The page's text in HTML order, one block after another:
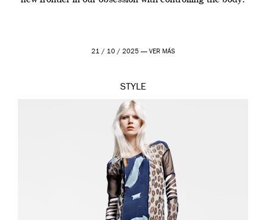
21 / 10 / 2025 — VER MÁS
STYLE